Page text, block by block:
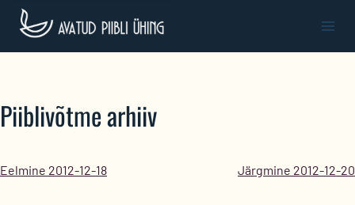
Skip
content
Piiblivõtme arhiiv
Eelmine 2012-12-18 Järgmine 2012-12-20